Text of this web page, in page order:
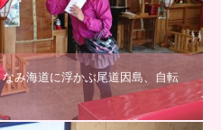
み海道に浮かぶ尾道因島、自転